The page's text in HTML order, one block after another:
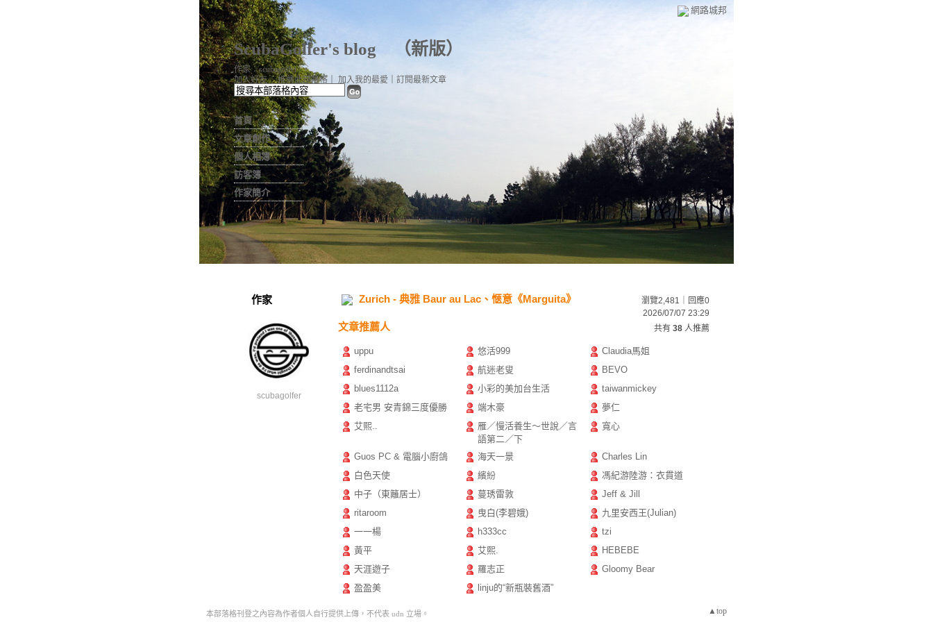
網路城邦
ScubaGolfer's blog （新版）
首頁
文章創作
個人相簿
訪客簿
作家簡介
加入好友｜推薦此部落格 加入我的最愛 訂閱最新文章
作家：scubagolfer
作家
scubagolfer
Zurich - 典雅 Baur au Lac、愜意《Marguita》
瀏覽2,481｜回應0
2026/07/07 23:29
文章推薦人 共有 38 人推薦
uppu 悠活999
Claudia馬姐
ferdinandtsai
航迷老叟
BEVO
blues1112a
小彩的美加台生活
taiwanmickey
老宅男 安青錦三度優勝
端木豪
夢仁
艾熙..
雁／慢活養生～世說／言
語第二／下
寬心
Guos PC & 電腦小廚鴿 海天一景
Charles Lin
白色天使
繽紛
馮紀游陸游：衣貫道
中子（東籬居士）
蔓琇雷敦
Jeff & Jill
ritaroom
曳白(李碧娥)
九里安西王(Julian)
一一楊
h333cc
tzi
黃平
艾熙.
HEBEBE
天涯遊子
羅志正
Gloomy Bear
盈盈美
linju的“新瓶裝舊酒”
▲top
本部落格刊登之內容為作者個人自行提供上傳，不代表 udn 立場。